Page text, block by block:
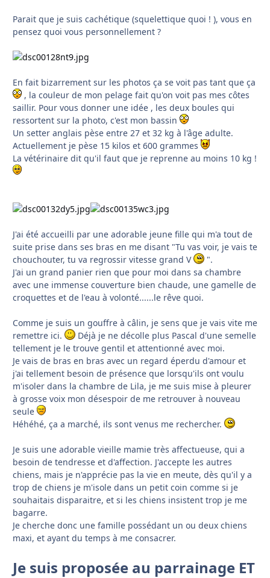
Parait que je suis cachétique (squelettique quoi ! ), vous en
pensez quoi vous personnellement ?
En fait bizarrement sur les photos ça se voit pas tant que ça
, la couleur de mon pelage fait qu'on voit pas mes côtes
saillir. Pour vous donner une idée , les deux boules qui
ressortent sur la photo, c'est mon bassin
Un setter anglais pèse entre 27 et 32 kg à l'âge adulte.
Actuellement je pèse 15 kilos et 600 grammes
La vétérinaire dit qu'il faut que je reprenne au moins 10 kg !
J'ai été accueilli par une adorable jeune fille qui m'a tout de
suite prise dans ses bras en me disant "Tu vas voir, je vais te
chouchouter, tu va regrossir vitesse grand V
".
J'ai un grand panier rien que pour moi dans sa chambre
avec une immense couverture bien chaude, une gamelle de
croquettes et de l'eau à volonté......le rêve quoi.
Comme je suis un gouffre à câlin, je sens que je vais vite me
remettre ici.
Déjà je ne décolle plus Pascal d'une semelle
tellement je le trouve gentil et attentionné avec moi.
Je vais de bras en bras avec un regard éperdu d'amour et
j'ai tellement besoin de présence que lorsqu'ils ont voulu
m'isoler dans la chambre de Lila, je me suis mise à pleurer
à grosse voix mon désespoir de me retrouver à nouveau
seule
Héhéhé, ça a marché, ils sont venus me rechercher.
Je suis une adorable vieille mamie très affectueuse, qui a
besoin de tendresse et d'affection. J'accepte les autres
chiens, mais je n'apprécie pas la vie en meute, dès qu'il y a
trop de chiens je m'isole dans un petit coin comme si je
souhaitais disparaitre, et si les chiens insistent trop je me
bagarre.
Je cherche donc une famille possédant un ou deux chiens
maxi, et ayant du temps à me consacrer.
Je suis proposée au parrainage ET